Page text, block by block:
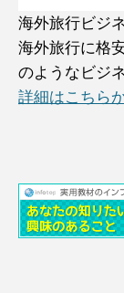
海外旅行ビジ
海外旅行に格
のようなビジ
詳細はこちら